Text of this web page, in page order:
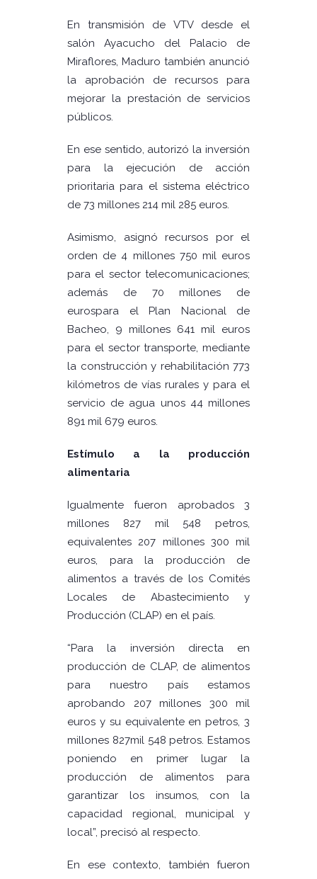
En transmisión de VTV desde el
salón Ayacucho del Palacio de
Miraflores, Maduro también anunció
la aprobación de recursos para
mejorar la prestación de servicios
públicos.
En ese sentido, autorizó la inversión
para la ejecución de acción
prioritaria para el sistema eléctrico
de 73 millones 214 mil 285 euros.
Asimismo, asignó recursos por el
orden de 4 millones 750 mil euros
para el sector telecomunicaciones;
además de 70 millones de
eurospara el Plan Nacional de
Bacheo, 9 millones 641 mil euros
para el sector transporte, mediante
la construcción y rehabilitación 773
kilómetros de vías rurales y para el
servicio de agua unos 44 millones
891 mil 679 euros.
Estímulo a la producción
alimentaria
Igualmente fueron aprobados 3
millones 827 mil 548 petros,
equivalentes 207 millones 300 mil
euros, para la producción de
alimentos a través de los Comités
Locales de Abastecimiento y
Producción (CLAP) en el país.
“Para la inversión directa en
producción de CLAP, de alimentos
para nuestro país estamos
aprobando 207 millones 300 mil
euros y su equivalente en petros, 3
millones 827mil 548 petros. Estamos
poniendo en primer lugar la
producción de alimentos para
garantizar los insumos, con la
capacidad regional, municipal y
local”, precisó al respecto.
En ese contexto, también fueron